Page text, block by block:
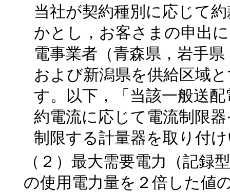
当社が契約種別に応じて
かとし，お客さまの申出
電事業者（青森県，岩手
および新潟県を供給区域
す。以下，「当該一般送
約電流に応じて電流制限
制限する計量器を取り付
（２）最大需要電力（記録
の使用電力量を２倍した値